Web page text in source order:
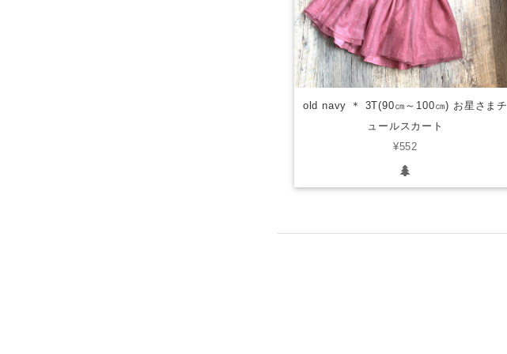
old navy ＊ 3T(90㎝～100㎝) お星さまチ
ュールスカート
¥552